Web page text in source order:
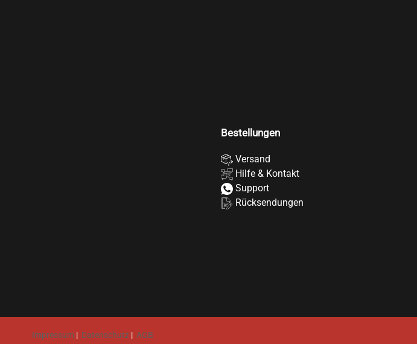
Bestellungen
Versand
Hilfe & Kontakt
Support
Rücksendungen
Impressum | Datenschutz | AGB